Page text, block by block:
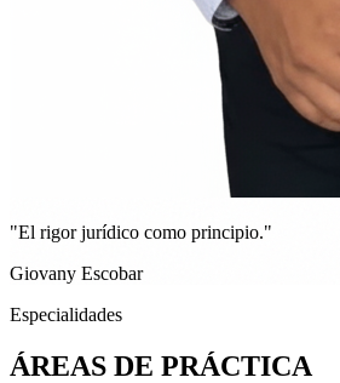
"El rigor jurídico como principio."
Giovany Escobar
Especialidades
ÁREAS DE PRÁCTICA